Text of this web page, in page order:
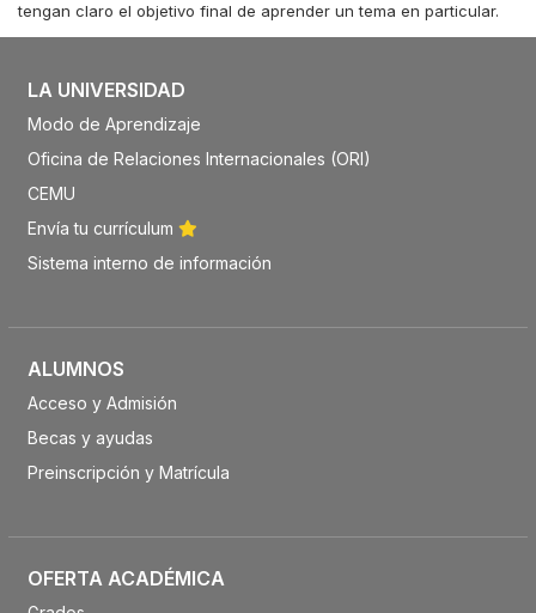
tengan claro el objetivo final de aprender un tema en particular.
LA UNIVERSIDAD
Modo de Aprendizaje
Oficina de Relaciones Internacionales (ORI)
CEMU
Envía tu currículum
Sistema interno de información
ALUMNOS
Acceso y Admisión
Becas y ayudas
Preinscripción y Matrícula
OFERTA ACADÉMICA